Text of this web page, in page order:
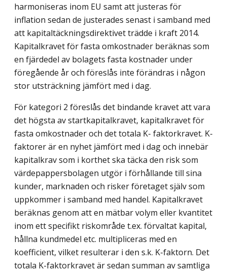
harmoniseras inom EU samt att justeras för
inflation sedan de justerades senast i samband med
att kapitaltäckningsdirektivet trädde i kraft 2014.
Kapitalkravet för fasta omkostnader beräknas som
en fjärdedel av bolagets fasta kostnader under
föregående år och föreslås inte förändras i någon
stor utsträckning jämfört med i dag.
För kategori 2 föreslås det bindande kravet att vara
det högsta av startkapitalkravet, kapitalkravet för
fasta omkostnader och det totala K- faktorkravet. K-
faktorer är en nyhet jämfört med i dag och innebär
kapitalkrav som i korthet ska täcka den risk som
värdepappersbolagen utgör i förhållande till sina
kunder, marknaden och risker företaget själv som
uppkommer i samband med handel. Kapitalkravet
beräknas genom att en mätbar volym eller kvantitet
inom ett specifikt riskområde t.ex. förvaltat kapital,
hållna kundmedel etc. multipliceras med en
koefficient, vilket resulterar i den s.k. K-faktorn. Det
totala K-faktorkravet är sedan summan av samtliga